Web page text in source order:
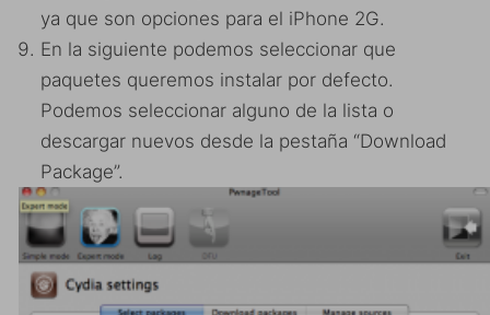
ya que son opciones para el iPhone 2G.
En la siguiente podemos seleccionar que
paquetes queremos instalar por defecto.
Podemos seleccionar alguno de la lista o
descargar nuevos desde la pestaña “Download
Package”.